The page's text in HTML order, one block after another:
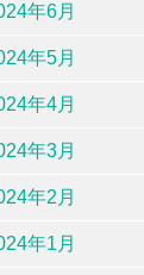
年6月
年5月
年4月
年3月
年2月
年1月